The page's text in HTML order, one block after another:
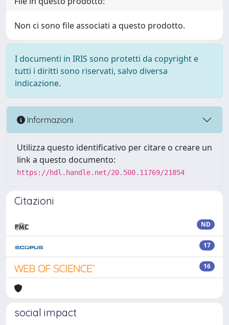
Non ci sono file associati a questo prodotto.
I documenti in IRIS sono protetti da copyright e
tutti i diritti sono riservati, salvo diversa
indicazione.
Informazioni
Utilizza questo identificativo per citare o creare un
link a questo documento:
https://hdl.handle.net/20.500.11769/21854
Citazioni
ND
17
16
social impact